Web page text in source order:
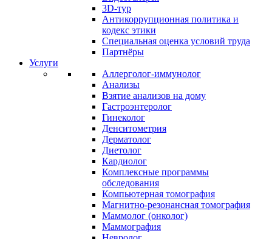
3D-тур
Антикоррупционная политика и
кодекс этики
Специальная оценка условий труда
Партнёры
Услуги
Аллерголог-иммунолог
Анализы
Взятие анализов на дому
Гастроэнтеролог
Гинеколог
Денситометрия
Дерматолог
Диетолог
Кардиолог
Комплексные программы
обследования
Компьютерная томография
Магнитно-резонансная томография
Маммолог (онколог)
Маммография